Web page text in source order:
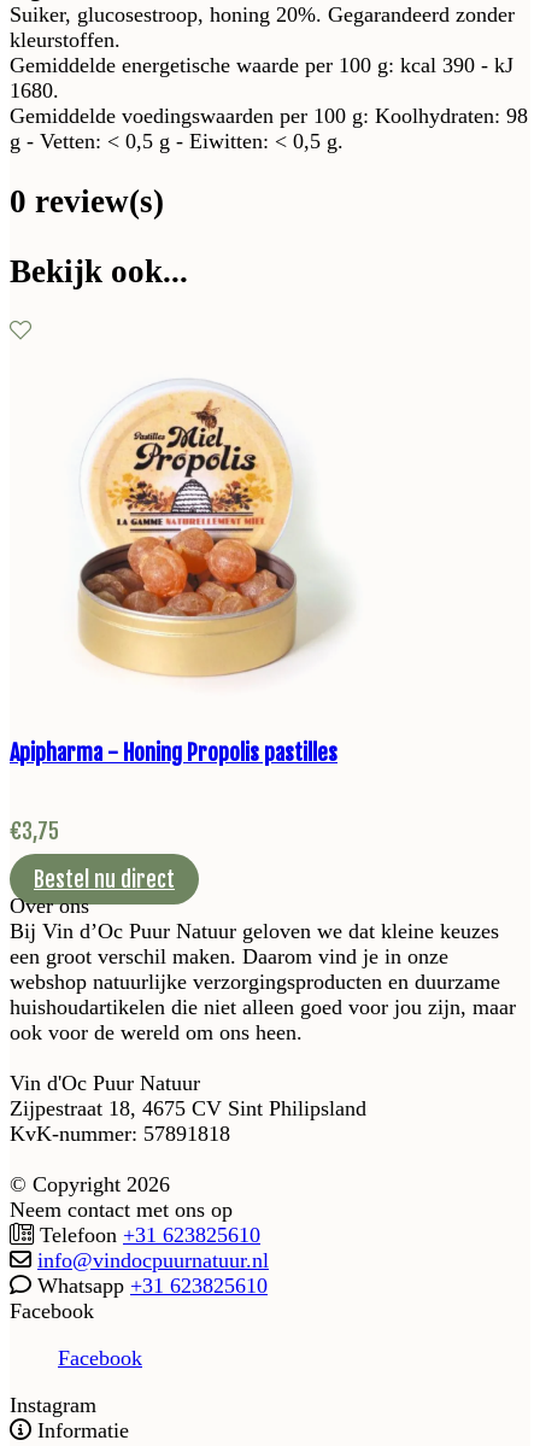
Suiker, glucosestroop, honing 20%. Gegarandeerd zonder
kleurstoffen.
Gemiddelde energetische waarde per 100 g: kcal 390 - kJ
1680.
Gemiddelde voedingswaarden per 100 g: Koolhydraten: 98
g - Vetten: < 0,5 g - Eiwitten: < 0,5 g.
0 review(s)
Bekijk ook...
Apipharma - Honing Propolis pastilles
€3,75
Bestel nu direct
Over ons
Bij Vin d’Oc Puur Natuur geloven we dat kleine keuzes
een groot verschil maken. Daarom vind je in onze
webshop natuurlijke verzorgingsproducten en duurzame
huishoudartikelen die niet alleen goed voor jou zijn, maar
ook voor de wereld om ons heen.
Vin d'Oc Puur Natuur
Zijpestraat 18, 4675 CV Sint Philipsland
KvK-nummer: 57891818
© Copyright 2026
Neem contact met ons op
Telefoon +31 623825610
info@vindocpuurnatuur.nl
Whatsapp +31 623825610
Facebook
Facebook
Instagram
Informatie